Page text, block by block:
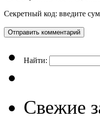
Секретный код: введите
Найти:
Свежие